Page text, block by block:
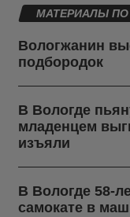
МАТЕРИАЛЫ ПО
Вологжанин
подбородок
В Вологде
младенцем
изъяли
В Вологде 58-
самокате в